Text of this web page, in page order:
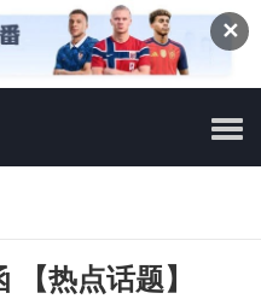
✕
热点话题】